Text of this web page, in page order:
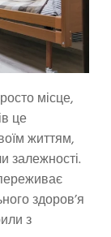
місце,
це
життям,
залежності.
здоров’я
з